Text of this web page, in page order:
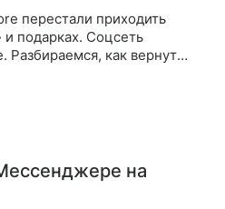
перестали приходить
подарках. Соцсеть
Разбираемся, как вернуть
на